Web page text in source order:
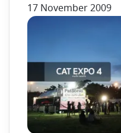
17 November 2009